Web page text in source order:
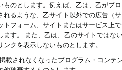
ものとします。例えば、乙は、乙がプ
れるような、乙サイト以外での広告（
トフォーム、サイトまたはサービス上
ます。 また、乙は、乙のサイトでは
クを表示しないものとします。
載されなくなったプログラム・コン